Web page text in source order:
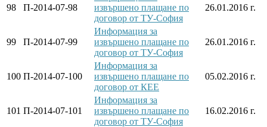
98 П-2014-07-98
извършено плащане по
договор от ТУ-София
26.01.2016 г.
99 П-2014-07-99
Информация за
извършено плащане по
договор от ТУ-София
26.01.2016 г.
100 П-2014-07-100
Информация за
извършено плащане по
договор от КЕЕ
05.02.2016 г.
101 П-2014-07-101
Информация за
извършено плащане по
договор от ТУ-София
16.02.2016 г.